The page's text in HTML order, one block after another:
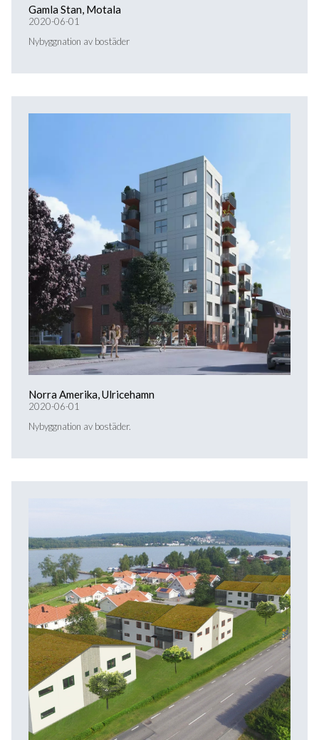
Gamla Stan, Motala
2020-06-01
Nybyggnation av bostäder
Norra Amerika, Ulricehamn
2020-06-01
Nybyggnation av bostäder.